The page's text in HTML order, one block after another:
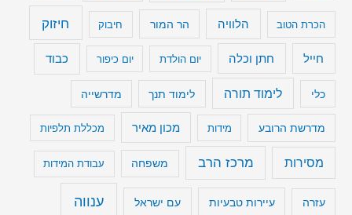
הכרת הטוב הלוויה הר המור חיבוק חיזוק
חייל חתן וכלה יום הולדת יום כיפור כבוד
כלי לימוד תורה לימוד תנך מדרשייה
מדרשת הרובע מידות מכון מאיר מכללת תלפיות
מסירות מרכז הרב משפחה עבודת המידות
עזרה עיירות טבעיות עם ישראל ענווה